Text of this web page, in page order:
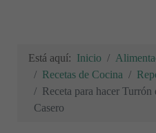
Está aquí: Inicio
Recetas de Cocina
Receta para hacer
Casero